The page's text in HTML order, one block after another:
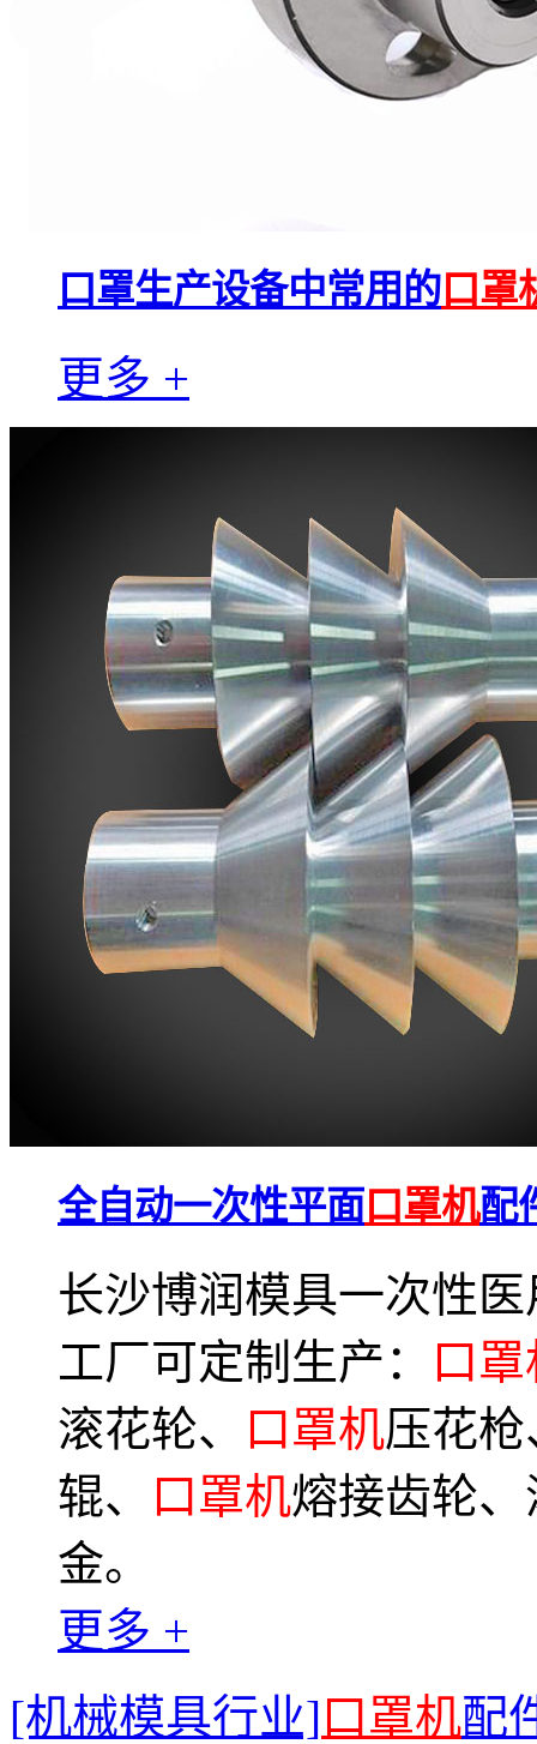
口罩生产设备中常用的 口罩
更多 +
全自动一次性平面 口罩机配
长沙博润模具一次性医
工厂可定制生产：
口
滚花轮、
口罩机压花枪
辊、
口罩机熔接齿轮
金。
更多 +
[机械模具行业] 口罩机配